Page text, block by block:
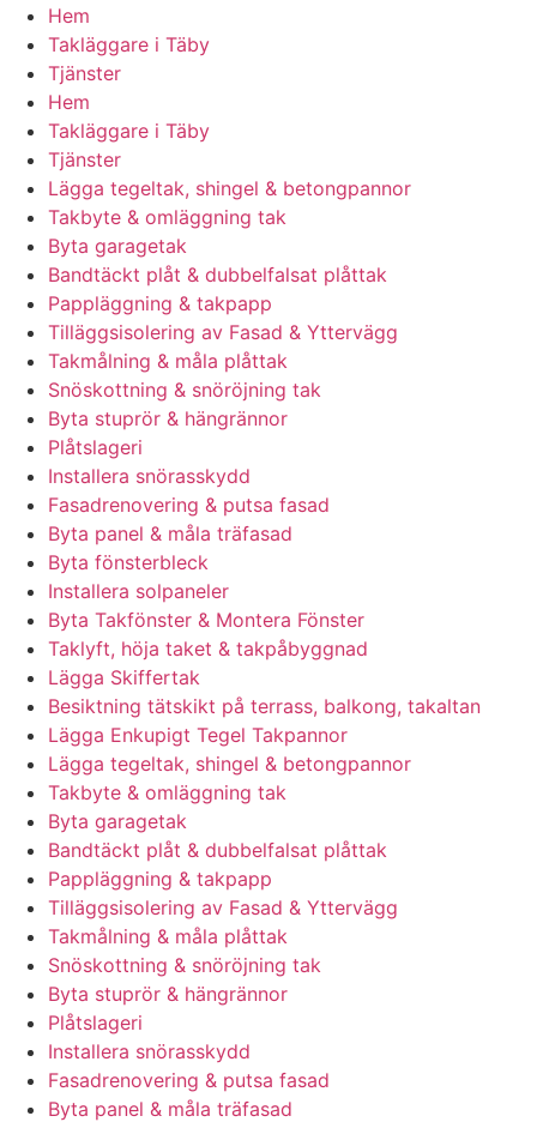
Hem
Takläggare i Täby
Tjänster
Hem
Takläggare i Täby
Tjänster
Lägga tegeltak, shingel & betongpannor
Takbyte & omläggning tak
Byta garagetak
Bandtäckt plåt & dubbelfalsat plåttak
Pappläggning & takpapp
Tilläggsisolering av Fasad & Yttervägg
Takmålning & måla plåttak
Snöskottning & snöröjning tak
Byta stuprör & hängrännor
Plåtslageri
Installera snörasskydd
Fasadrenovering & putsa fasad
Byta panel & måla träfasad
Byta fönsterbleck
Installera solpaneler
Byta Takfönster & Montera Fönster
Taklyft, höja taket & takpåbyggnad
Lägga Skiffertak
Besiktning tätskikt på terrass, balkong, takaltan
Lägga Enkupigt Tegel Takpannor
Lägga tegeltak, shingel & betongpannor
Takbyte & omläggning tak
Byta garagetak
Bandtäckt plåt & dubbelfalsat plåttak
Pappläggning & takpapp
Tilläggsisolering av Fasad & Yttervägg
Takmålning & måla plåttak
Snöskottning & snöröjning tak
Byta stuprör & hängrännor
Plåtslageri
Installera snörasskydd
Fasadrenovering & putsa fasad
Byta panel & måla träfasad